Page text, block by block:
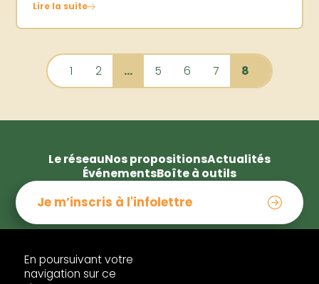
Lire la suite
1 2 … 5 6 7 8
Le réseauNos propositionsActualités
ÉvénementsBoîte à outils
Je m’inscris à l'infolettre
contact@tepos.fr
En poursuivant votre
navigation sur ce